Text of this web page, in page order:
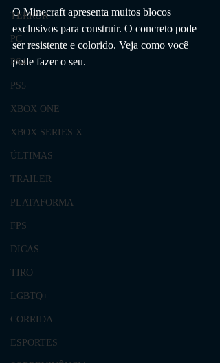
TERROR
PC
PS4
PS5
XBOX ONE
XBOX SERIES X
ÚLTIMAS
TRAILER
PLATAFORMA
FPS
DICAS
TIRO
LGBTQ+
CORRIDA
ESPORTES
O Minecraft apresenta muitos blocos
exclusivos para construir. O concreto pode
ser resistente e colorido. Veja como você
pode fazer o seu.